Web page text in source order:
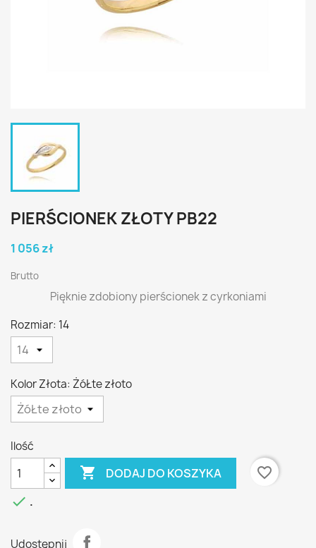
PIERŚCIONEK ZŁOTY PB22
1 056 zł
Brutto
Pięknie zdobiony pierścionek z cyrkoniami
Rozmiar: 14
Kolor Złota: ŻóŁte złoto
Ilość
 DODAJ DO KOSZYKA
favorite_border
 .
Udostępnij